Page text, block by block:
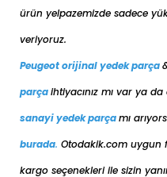
ürün yelpazemizde sadece
veriyoruz.
Peugeot orijinal yedek parça
parçaihtiyacınız mı var ya
sanayi yedek parçamı
burada. Otodakik.com uygun
kargo seçenekleri ile sizin